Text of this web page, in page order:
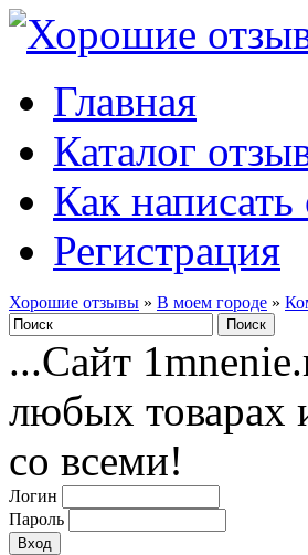
Главная
Каталог
Как написать
Регистрация
Хорошие отзывы » В моем городе »
...Сайт
любых товарах
со всеми!
Логин
Пароль